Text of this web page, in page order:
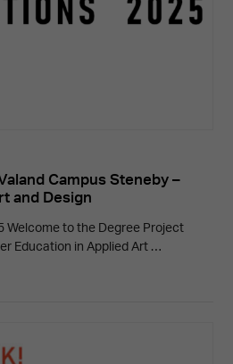
Campus Steneby –
and Design
Welcome to the Degree Project
Education in Applied Art …